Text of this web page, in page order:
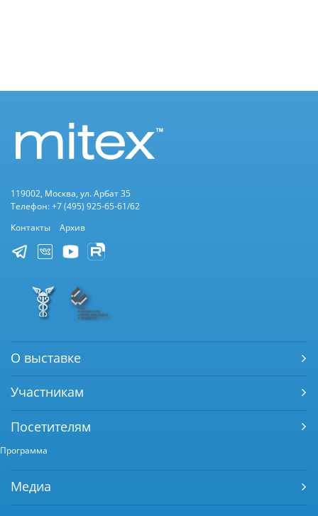
119002, Москва, ул. Арбат 35
Телефон: +7 (495) 925-65-61/62
Контакты
Архив
О выставке
Участникам
Посетителям
Программа
Медиа